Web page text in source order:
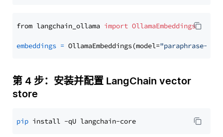
from langchain_ollama import OllamaEmbeddings
embeddings = OllamaEmbeddings(model="paraphrase-
第 4 步：安装并配置 LangChain vector
store
pip